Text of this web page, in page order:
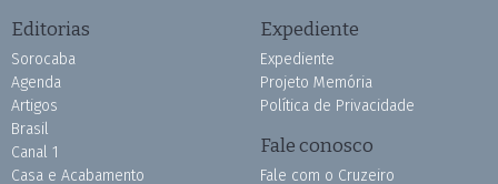
Editorias
Sorocaba
Agenda
Artigos
Brasil
Canal 1
Casa e Acabamento
Expediente
Expediente
Projeto Memória
Política de Privacidade
Fale conosco
Fale com o Cruzeiro